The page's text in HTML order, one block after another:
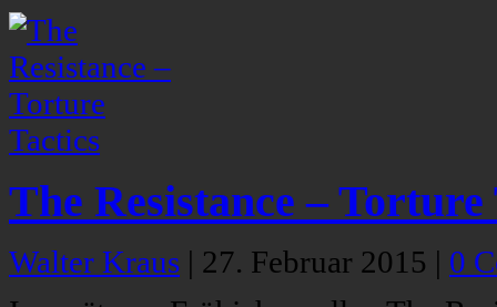
The Resistance – Torture
Walter Kraus | 27. Februar 2015 | 0